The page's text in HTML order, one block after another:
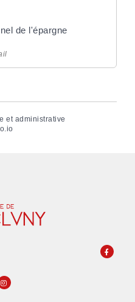
de l'épargne
et administrative